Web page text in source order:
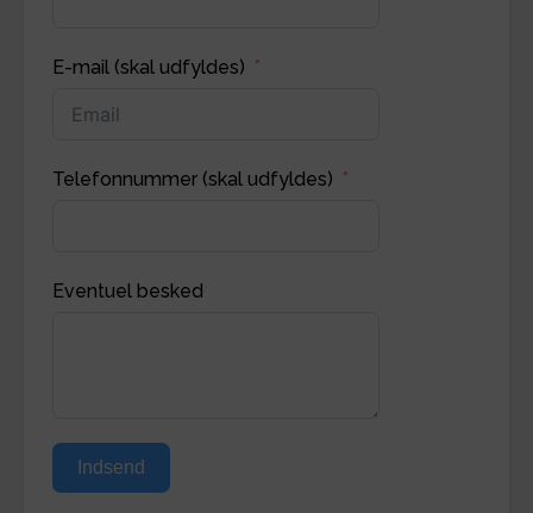
E-mail (skal udfyldes)
Telefonnummer (skal udfyldes)
Eventuel besked
Indsend